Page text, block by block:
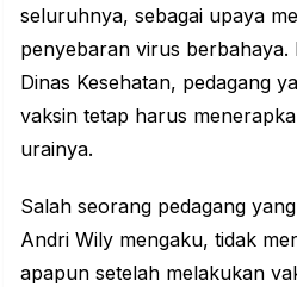
seluruhnya, sebagai upaya
penyebaran virus berbahaya.
Dinas Kesehatan, pedagang
vaksin tetap harus
urainya.
Salah seorang pedagang
Andri Wily mengaku, tidak
apapun setelah melakukan